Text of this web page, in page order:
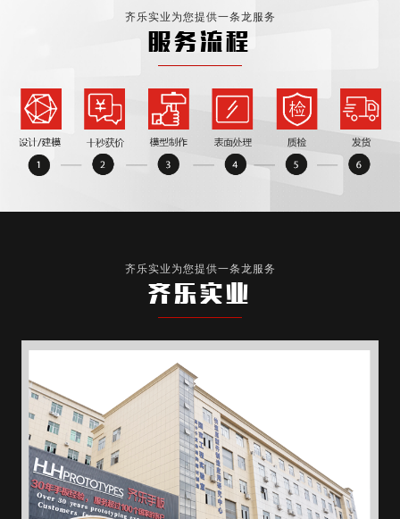
齐乐实业为您提供一条龙服务
服务流程
齐乐实业为您提供一条龙服务
齐乐实业